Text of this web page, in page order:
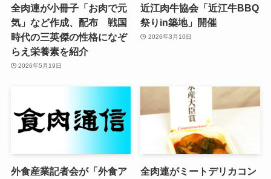
全肉連が小冊子「お肉で元
気」など作成、配布 戦国
時代の三英傑の性格になぞ
らえ栄養素を紹介
2026年5月19日
近江肉牛協会「近江牛BBQ
祭りin築地」開催
2026年3月10日
外食産業記者会が「外食ア
全肉連がミートデリカコン